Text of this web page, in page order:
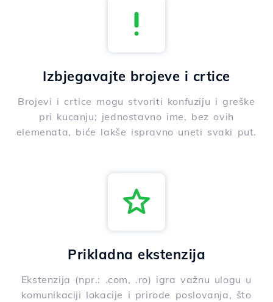
Izbjegavajte brojeve i crtice
Brojevi i crtice mogu stvoriti konfuziju i greške
pri kucanju; jednostavno ime, bez ovih
elemenata, biće lakše ispravno uneti svaki put.
Prikladna ekstenzija
Ekstenzija (npr.: .com, .ro) igra važnu ulogu u
komunikaciji lokacije i prirode poslovanja, što